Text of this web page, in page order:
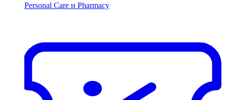
Personal Care и Pharmacy